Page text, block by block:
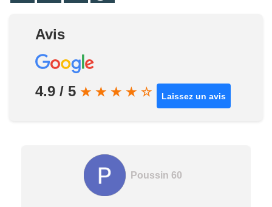
Avis
4.9 / 5 ★ ★ ★ ★ ☆ Laissez un avis
Poussin 60